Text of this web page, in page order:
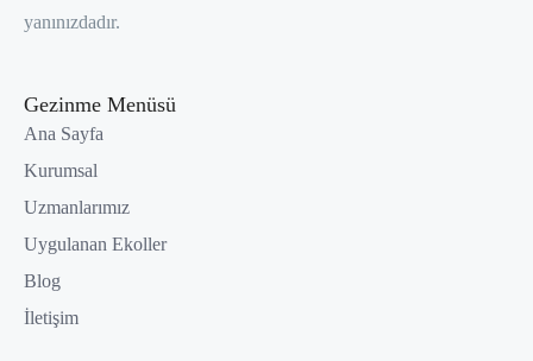
yanınızdadır.
Gezinme Menüsü
Ana Sayfa
Kurumsal
Uzmanlarımız
Uygulanan Ekoller
Blog
İletişim